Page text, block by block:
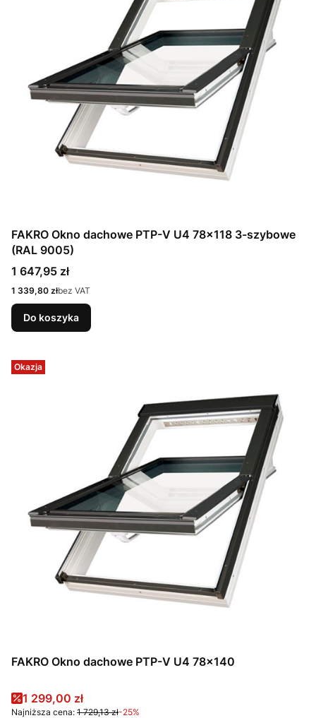
FAKRO Okno dachowe PTP-V U4 78x118 3-szybowe
(RAL 9005)
Cena
1 647,95 zł
Cena
1 339,80 złbez VAT
Do koszyka
Okazja
FAKRO Okno dachowe PTP-V U4 78x140
Cena promocyjna
1 299,00 zł
Najniższa cena: 1 729,13 zł-25%